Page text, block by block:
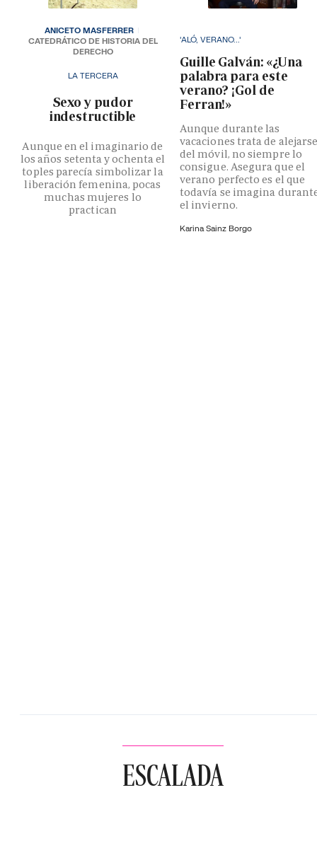
LA TERCERA
­Sexo y pudor
indestructible
Aunque en el imaginario de
los años setenta y ochenta el
toples parecía simbolizar la
liberación femenina, pocas
muchas mujeres lo
practican
ANICETO MASFERRER
CATEDRÁTICO DE HISTORIA DEL
DERECHO
'ALÓ, VERANO...'
Guille Galván: «¿Una
palabra para este
verano? ¡Gol de
Ferran!»
Aunque durante las
vacaciones trata de
del móvil, no siempre lo
consigue. Asegura que el
verano perfecto es el que
todavía se imagina
el invierno.
Karina Sainz Borgo
ESCALADA